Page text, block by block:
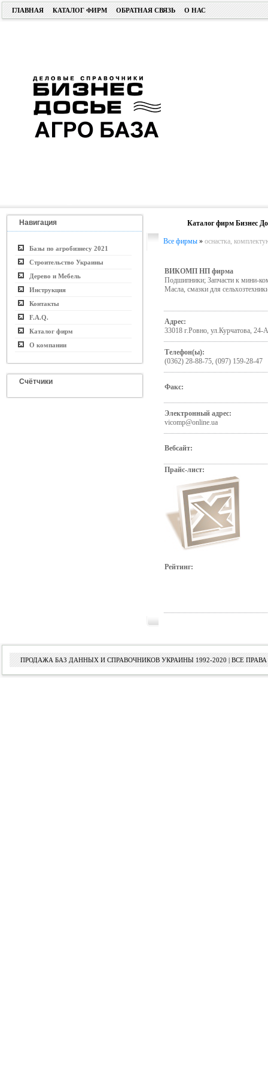
ГЛАВНАЯ КАТАЛОГ ФИРМ ОБРАТНАЯ СВЯЗЬ О НАС
Навигация
Базы по агробизнесу 2021
Строительство Украины
Дерево и Мебель
Инструкция
Контакты
F.A.Q.
Каталог фирм
О компании
Счётчики
Каталог фирм Бизнес
Все фирмы » оснастка,
ВИКОМП НП фирма
Подшипники; Запчасти к мини-
Масла, смазки для
Адрес:
33018 г.Ровно, ул.Курчатова, 24-А
Телефон(ы):
(0362) 28-88-75, (097) 159-28-47
Факс:
Электронный адрес:
vicomp@online.ua
Вебсайт:
Прайс-лист:
Рейтинг:
ПРОДАЖА БАЗ ДАННЫХ И СПРАВОЧНИКОВ УКРАИНЫ 1992-2020 | ВСЕ